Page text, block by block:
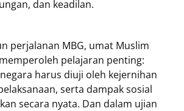
dan keadilan.
perjalanan MBG, umat Muslim
pelajaran penting:
harus diuji oleh kejernihan
serta dampak sosial
secara nyata. Dan dalam ujian